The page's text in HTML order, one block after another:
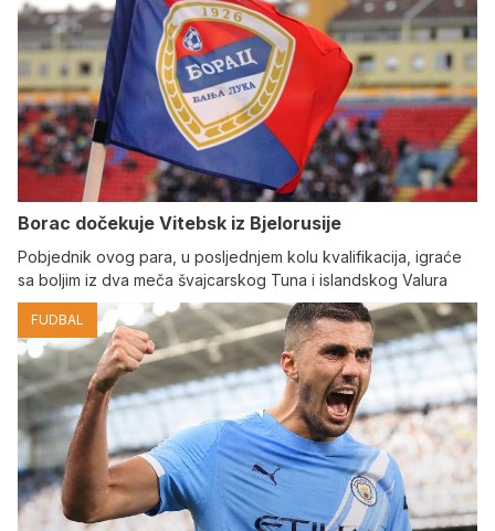
Borac dočekuje Vitebsk iz Bjelorusije
Pobjednik ovog para, u posljednjem kolu kvalifikacija, igraće
sa boljim iz dva meča švajcarskog Tuna i islandskog Valura
FUDBAL